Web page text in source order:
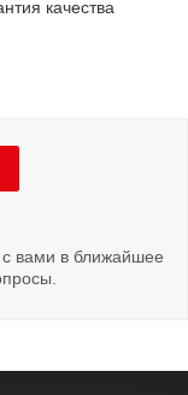
качества
вами в ближайшее